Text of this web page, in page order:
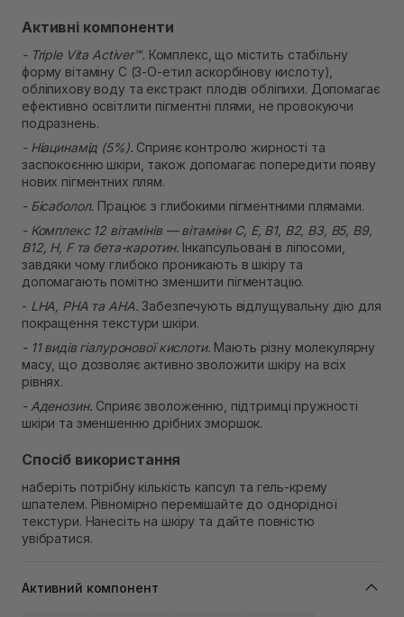
Активні компоненти
- Triple Vita Activer™. Комплекс, що містить стабільну
форму вітаміну C (3-O-етил аскорбінову кислоту),
обліпихову воду та екстракт плодів обліпихи. Допомагає
ефективно освітлити пігментні плями, не провокуючи
подразнень.
- Ніацинамід (5%). Сприяє контролю жирності та
заспокоєнню шкіри, також допомагає попередити появу
нових пігментних плям.
- Бісаболол. Працює з глибокими пігментними плямами.
- Комплекс 12 вітамінів — вітаміни C, E, B1, B2, B3, B5, B9,
B12, H, F та бета-каротин. Інкапсульовані в ліпосоми,
завдяки чому глибоко проникають в шкіру та
допомагають помітно зменшити пігментацію.
- LHA, PHA та AHA. Забезпечують відлущувальну дію для
покращення текстури шкіри.
- 11 видів гіалуронової кислоти. Мають різну молекулярну
масу, що дозволяє активно зволожити шкіру на всіх
рівнях.
- Аденозин. Сприяє зволоженню, підтримці пружності
шкіри та зменшенню дрібних зморшок.
Спосіб використання
наберіть потрібну кількість капсул та гель-крему
шпателем. Рівномірно перемішайте до однорідної
текстури. Нанесіть на шкіру та дайте повністю
увібратися.
Активний компонент